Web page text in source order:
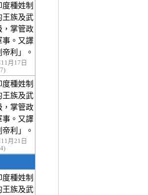
種姓制
王族及武
，掌管政
事。又譯
利」。
月17日
種姓制
王族及武
，掌管政
事。又譯
利」。
月21日
種姓制
王族及武